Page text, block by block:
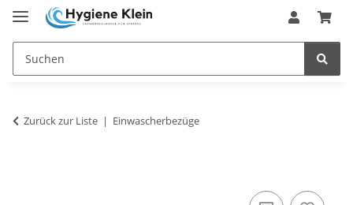
Zurück zur Liste Einwascherbezüge